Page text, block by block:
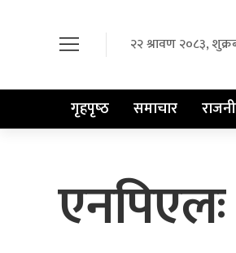
२२ श्रावण २०८३,
गृहपृष्‍ठ समाचार